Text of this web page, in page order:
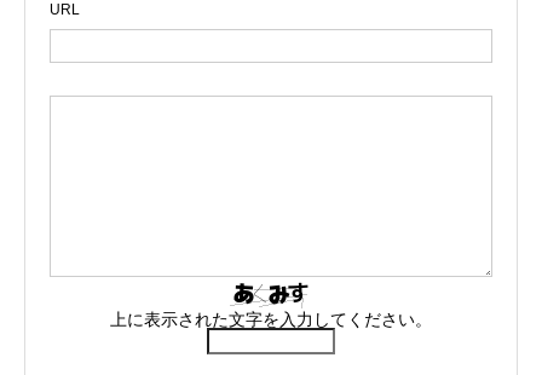
URL
上に表示された文字を入力してください。